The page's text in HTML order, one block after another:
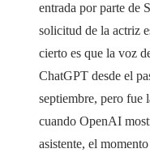
entrada por parte de
solicitud de la actriz
cierto es que la voz
ChatGPT desde el
septiembre, pero fue
cuando OpenAI
asistente, el